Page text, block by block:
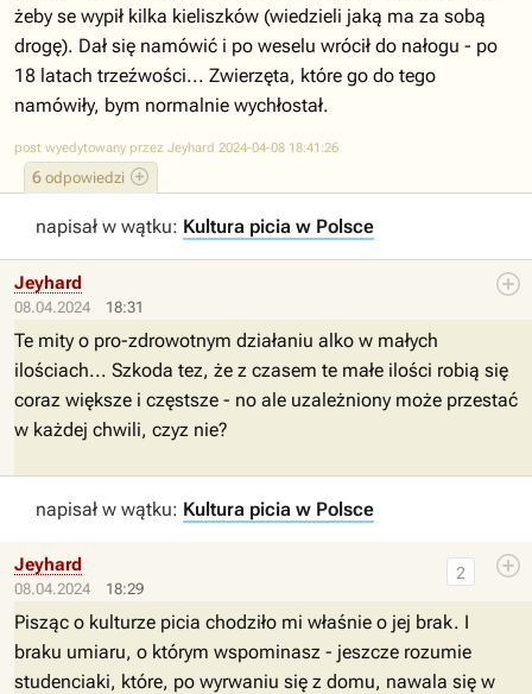
6 odpowiedzi
żeby se wypił kilka kieliszków (wiedzieli jaką ma za sobą
drogę). Dał się namówić i po weselu wrócił do nałogu - po
18 latach trzeźwości... Zwierzęta, które go do tego
namówiły, bym normalnie wychłostał.
post wyedytowany przez Jeyhard 2024-04-08 18:41:26
napisał w wątku: Kultura picia w Polsce
08.04.2024 18:31
Jeyhard
Te mity o pro-zdrowotnym działaniu alko w małych
ilościach... Szkoda tez, że z czasem te małe ilości robią się
coraz większe i częstsze - no ale uzależniony może przestać
w każdej chwili, czyz nie?
napisał w wątku: Kultura picia w Polsce
08.04.2024 18:29
2
Jeyhard
Pisząc o kulturze picia chodziło mi właśnie o jej brak. I
braku umiaru, o którym wspominasz - jeszcze rozumie
studenciaki, które, po wyrwaniu się z domu, nawala się w